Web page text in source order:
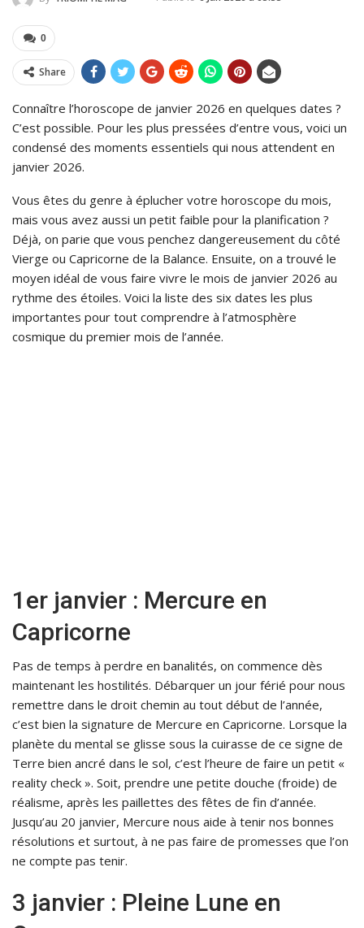
0
Share
Connaître l’horoscope de janvier 2026 en quelques dates ?
C’est possible. Pour les plus pressées d’entre vous, voici un
condensé des moments essentiels qui nous attendent en
janvier 2026.
Vous êtes du genre à éplucher votre horoscope du mois,
mais vous avez aussi un petit faible pour la planification ?
Déjà, on parie que vous penchez dangereusement du côté
Vierge ou Capricorne de la Balance. Ensuite, on a trouvé le
moyen idéal de vous faire vivre le mois de janvier 2026 au
rythme des étoiles. Voici la liste des six dates les plus
importantes pour tout comprendre à l’atmosphère
cosmique du premier mois de l’année.
1er janvier : Mercure en
Capricorne
Pas de temps à perdre en banalités, on commence dès
maintenant les hostilités. Débarquer un jour férié pour nous
remettre dans le droit chemin au tout début de l’année,
c’est bien la signature de Mercure en Capricorne. Lorsque la
planète du mental se glisse sous la cuirasse de ce signe de
Terre bien ancré dans le sol, c’est l’heure de faire un petit «
reality check ». Soit, prendre une petite douche (froide) de
réalisme, après les paillettes des fêtes de fin d’année.
Jusqu’au 20 janvier, Mercure nous aide à tenir nos bonnes
résolutions et surtout, à ne pas faire de promesses que l’on
ne compte pas tenir.
3 janvier : Pleine Lune en